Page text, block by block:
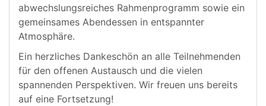
abwechslungsreiches Rahmenprogramm sowie ein
gemeinsames Abendessen in entspannter
Atmosphäre.
Ein herzliches Dankeschön an alle Teilnehmenden
für den offenen Austausch und die vielen
spannenden Perspektiven. Wir freuen uns bereits
auf eine Fortsetzung!